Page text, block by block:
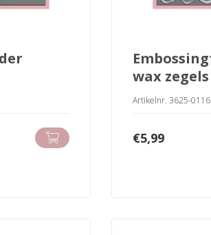
embossingfolder
wax zegels
Artikelnr. 3625-0116
€5,99